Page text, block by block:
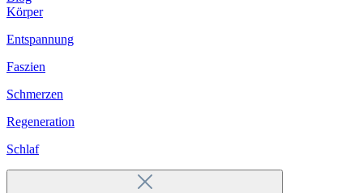
Körper
Entspannung
Faszien
Schmerzen
Regeneration
Schlaf